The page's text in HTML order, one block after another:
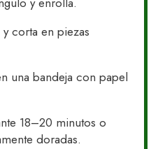
corta en piezas
una bandeja con papel
18–20 minutos o
doradas.